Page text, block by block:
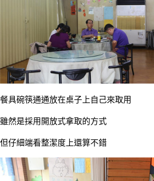
餐具碗筷通通放在桌子上自己來取用
雖然是採用開放式拿取的方式
但仔細端看整潔度上還算不錯